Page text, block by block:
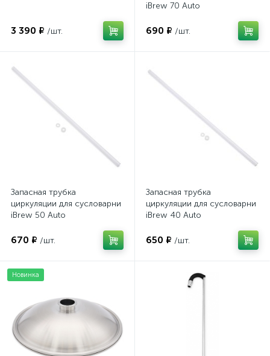
3 390 ₽ /шт.
iBrew 70 Auto
690 ₽ /шт.
Запасная трубка
циркуляции для сусловарни
iBrew 50 Auto
670 ₽ /шт.
Запасная трубка
циркуляции для сусловарни
iBrew 40 Auto
650 ₽ /шт.
Новинка